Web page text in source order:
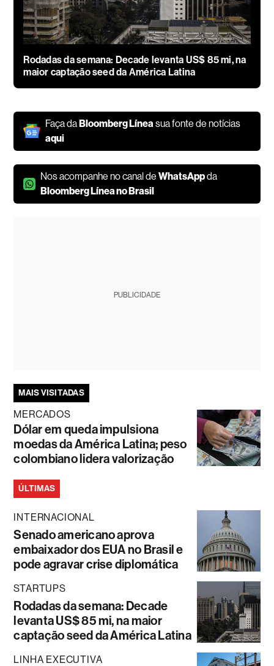
Rodadas da semana: Decade levanta US$ 85 mi, na
maior captação seed da América Latina
Faça daBloomberg Línea sua fonte de notícias
aqui
Nos acompanhe no canal deWhatsAppda
Bloomberg Línea no Brasil
PUBLICIDADE
MAIS VISITADAS
MERCADOS
Dólar em queda impulsiona
moedas da América Latina; peso
colombiano lidera valorização
ÚLTIMAS
INTERNACIONAL
Senado americano aprova
embaixador dos EUA no Brasil e
pode agravar crise diplomática
STARTUPS
Rodadas da semana: Decade
levanta US$ 85 mi, na maior
captação seed da América Latina
LINHA EXECUTIVA